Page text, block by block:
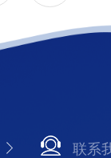
联系